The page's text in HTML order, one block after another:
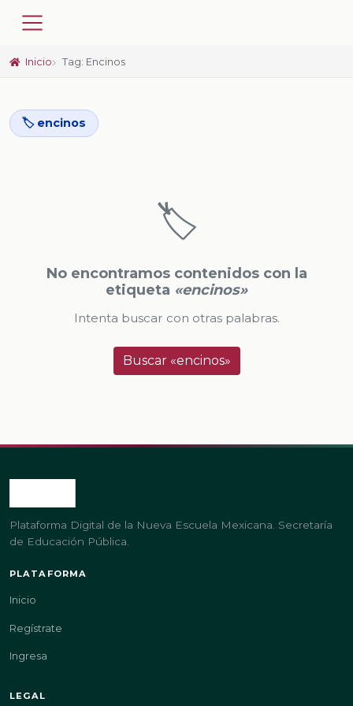
Inicio Tag: Encinos
🏷️ encinos
🏷️
No encontramos contenidos con la
etiqueta «encinos»
Intenta buscar con otras palabras.
Buscar «encinos»
Plataforma Digital de la Nueva Escuela Mexicana. Secretaría
de Educación Pública.
PLATAFORMA
Inicio
Regístrate
Ingresa
LEGAL